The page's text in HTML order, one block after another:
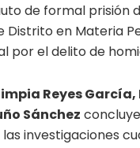
de formal prisión
Distrito en Materia
por el delito de
Reyes
Sánchez
investigaciones